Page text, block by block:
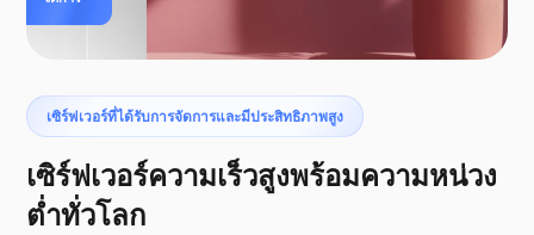
เซิร์ฟเวอร์ที่ได้รับการจัดการและมีประสิทธิภาพสูง
เซิร์ฟเวอร์ความเร็วสูงพร้อมความหน่วง
ต่ำทั่วโลก